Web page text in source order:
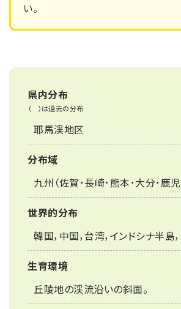
い。
県内分布
（ ）は過去の分布
耶馬渓地区
分布域
九州（佐賀･長崎･熊本･大分･鹿児
世界的分布
韓国，中国，台湾，インドシナ半島
生育環境
丘陵地の渓流沿いの斜面。